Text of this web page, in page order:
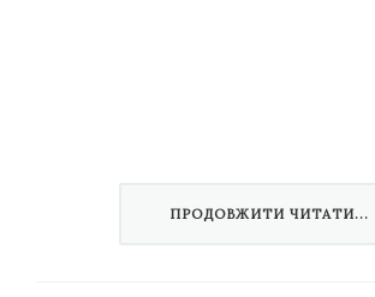
ПРОДОВЖИТИ ЧИТАТИ...